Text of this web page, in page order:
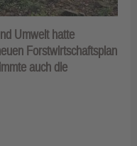
Umwelt hatte
Forstwirtschaftsplan
auch die